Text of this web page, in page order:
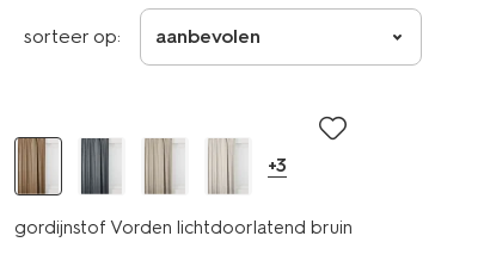
sorteer op: aanbevolen
+3
gordijnstof Vorden lichtdoorlatend bruin